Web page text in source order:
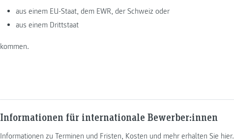
aus einem EU-Staat, dem EWR, der Schweiz oder
aus einem Drittstaat
kommen.
Informationen für internationale Bewerber:innen
Informationen zu Terminen und Fristen, Kosten und mehr erhalten Sie hier.